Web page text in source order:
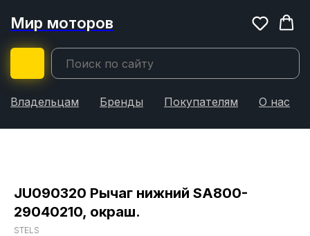
Мир моторов
Владельцам Бренды Покупателям О нас
JU090320 Рычаг нижний SA800-
29040210, окраш.
STELS